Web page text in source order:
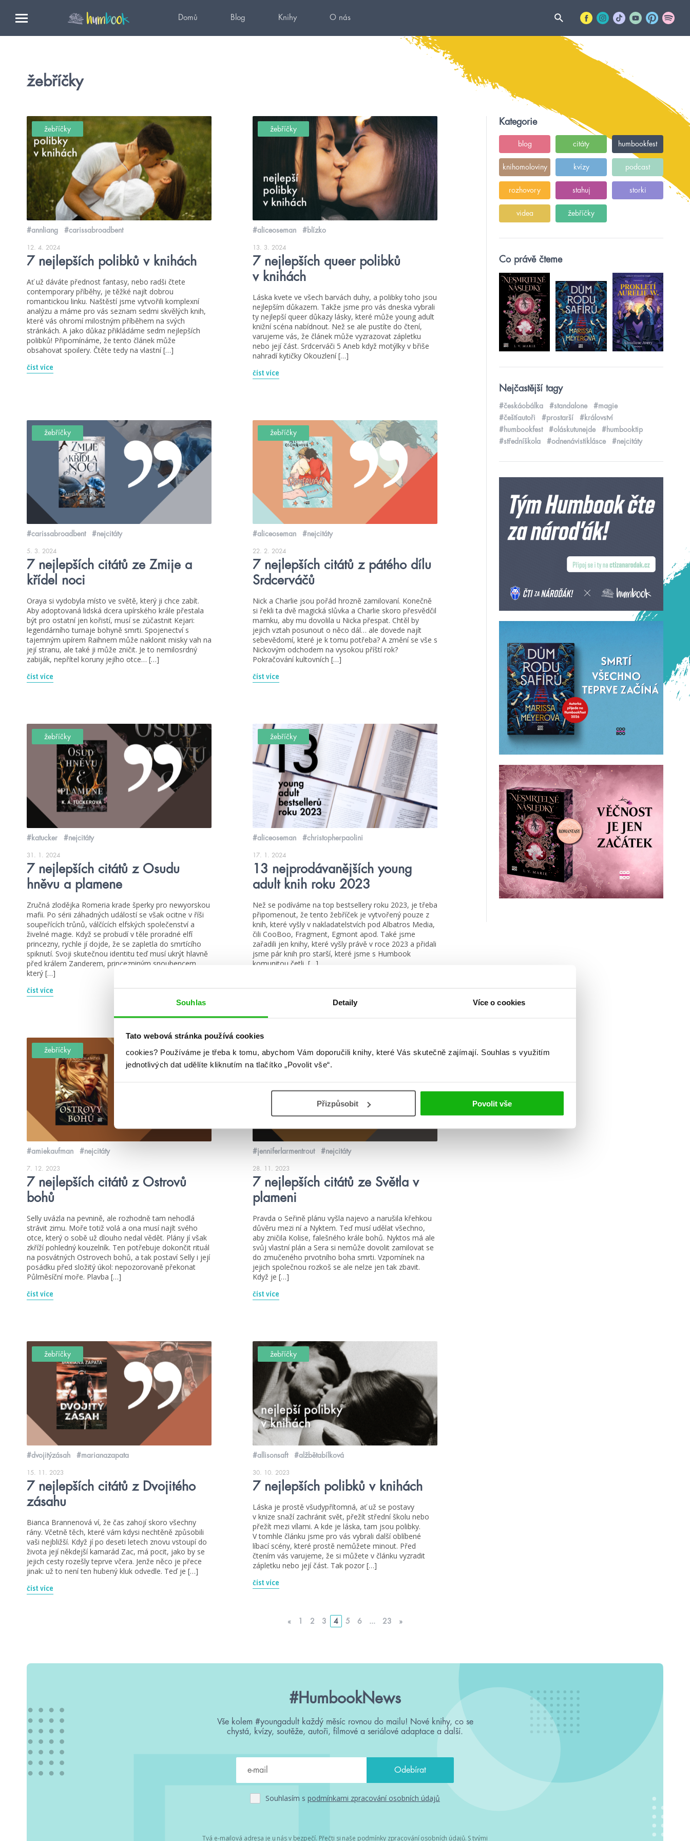
Souhlas Detaily Více o cookies
Tato webová stránka používá cookies
cookies? Používáme je třeba k tomu, abychom Vám doporučili knihy, které Vás skutečně zajímají. Souhlas s využitím
jednotlivých dat udělíte kliknutím na tlačítko „Povolit vše“.
Přizpůsobit Povolit vše
Domů Blog Knihy O nás
žebříčky
žebříčky
#annliang #carissabroadbent
12. 4. 2024
7 nejlepších polibků v knihách
Ať už dáváte přednost fantasy, nebo radši čtete
contemporary příběhy, je těžké najít dobrou
romantickou linku. Naštěstí jsme vytvořili komplexní
analýzu a máme pro vás seznam sedmi skvělých knih,
které vás ohromí milostným příběhem na svých
stránkách. A jako důkaz přikládáme sedm nejlepších
polibků! Připomínáme, že tento článek může
obsahovat spoilery. Čtěte tedy na vlastní […]
číst více
žebříčky
#aliceoseman #blízko
13. 3. 2024
7 nejlepších queer polibků
v knihách
Láska kvete ve všech barvách duhy, a polibky toho jsou
nejlepším důkazem. Takže jsme pro vás dneska vybrali
ty nejlepší queer důkazy lásky, které může young adult
knižní scéna nabídnout. Než se ale pustíte do čtení,
varujeme vás, že článek může vyzrazovat zápletku
nebo její část. Srdcerváči 5 Aneb když motýlky v břiše
nahradí kytičky Okouzlení […]
číst více
žebříčky
#carissabroadbent #nejcitáty
5. 3. 2024
7 nejlepších citátů ze Zmije a
křídel noci
Oraya si vydobyla místo ve světě, který ji chce zabít.
Aby adoptovaná lidská dcera upírského krále přestala
být pro ostatní jen kořistí, musí se zúčastnit Kejari:
legendárního turnaje bohyně smrti. Spojenectví s
tajemným upírem Raihnem může naklonit misky vah na
její stranu, ale také ji může zničit. Je to nemilosrdný
zabiják, nepřítel koruny jejího otce… […]
číst více
žebříčky
#aliceoseman #nejcitáty
22. 2. 2024
7 nejlepších citátů z pátého dílu
Srdcerváčů
Nick a Charlie jsou pořád hrozně zamilovaní. Konečně
si řekli ta dvě magická slůvka a Charlie skoro přesvědčil
mamku, aby mu dovolila u Nicka přespat. Chtěl by
jejich vztah posunout o něco dál… ale dovede najít
sebevědomí, které je k tomu potřeba? A změní se vše s
Nickovým odchodem na vysokou příští rok?
Pokračování kultovních […]
číst více
žebříčky
#katucker #nejcitáty
31. 1. 2024
7 nejlepších citátů z Osudu
hněvu a plamene
Zručná zlodějka Romeria krade šperky pro newyorskou
mafii. Po sérii záhadných událostí se však ocitne v říši
soupeřících trůnů, válčících elfských společenství a
živelné magie. Když se probudí v těle proradné elfí
princezny, rychle jí dojde, že se zapletla do smrtícího
spiknutí. Svoji skutečnou identitu teď musí ukrýt hlavně
před králem Zanderem, princezniným snoubencem,
který […]
číst více
žebříčky
#aliceoseman #christopherpaolini
17. 1. 2024
13 nejprodávanějších young
adult knih roku 2023
Než se podíváme na top bestsellery roku 2023, je třeba
připomenout, že tento žebříček je vytvořený pouze z
knih, které vyšly v nakladatelstvích pod Albatros Media,
čili CooBoo, Fragment, Egmont apod. Také jsme
zařadili jen knihy, které vyšly právě v roce 2023 a přidali
jsme pár knih pro starší, které jsme s Humbook
komunitou četli, […]
žebříčky
#amiekaufman #nejcitáty
7. 12. 2023
7 nejlepších citátů z Ostrovů
bohů
Selly uvázla na pevnině, ale rozhodně tam nehodlá
strávit zimu. Moře totiž volá a ona musí najít svého
otce, který o sobě už dlouho nedal vědět. Plány jí však
zkříží pohledný kouzelník. Ten potřebuje dokončit rituál
na posvátných Ostrovech bohů, a tak postaví Selly i její
posádku před složitý úkol: nepozorovaně překonat
Půlměsíční moře. Plavba […]
číst více
žebříčky
#jenniferlarmentrout #nejcitáty
28. 11. 2023
7 nejlepších citátů ze Světla v
plameni
Pravda o Seřině plánu vyšla najevo a narušila křehkou
důvěru mezi ní a Nyktem. Teď musí udělat všechno,
aby zničila Kolise, falešného krále bohů. Nyktos má ale
svůj vlastní plán a Sera si nemůže dovolit zamilovat se
do zmučeného prvotního boha smrti. Vzpomínek na
jejich společnou rozkoš se ale nelze jen tak zbavit.
Když je […]
číst více
žebříčky
#dvojitýzásah #marianazapata
15. 11. 2023
7 nejlepších citátů z Dvojitého
zásahu
Bianca Brannenová ví, že čas zahojí skoro všechny
rány. Včetně těch, které vám kdysi nechtěně způsobili
vaši nejbližší. Když jí po deseti letech znovu vstoupí do
života její někdejší kamarád Zac, má pocit, jako by se
jejich cesty rozešly teprve včera. Jenže něco je přece
jinak: už to není ten hubený kluk odvedle. Teď je […]
číst více
žebříčky
#allisonsaft #alžbětabílková
30. 10. 2023
7 nejlepších polibků v knihách
Láska je prostě všudypřítomná, ať už se postavy
v knize snaží zachránit svět, přežít střední školu nebo
přežít mezi vílami. A kde je láska, tam jsou polibky.
V tomhle článku jsme pro vás vybrali další oblíbené
líbací scény, které prostě nemůžete minout. Před
čtením vás varujeme, že si můžete v článku vyzradit
zápletku nebo její část. Tak pozor […]
číst více
Kategorie
blog citáty humbookfest
knihomoloviny kvízy podcast
rozhovory stahuj storki
videa žebříčky
Co právě čteme
Nejčastější tagy
#českáobálka #standalone
#magie
#češtíautoři
#prostarší
#království
#humbookfest
#oláskutunejde
#humbooktip
#středníškola
#odnenávistiklásce #nejcitáty
« 1 2 3 4 5 6 23 »
#HumbookNews
Vše kolem #youngadult každý měsíc rovnou do mailu! Nové knihy, co se
chystá, kvízy, soutěže, autoři, filmové a seriálové adaptace a další.
Souhlasím s podmínkami zpracování osobních údajů
Tvá e-mailová adresa je u nás v bezpečí. Přečti si naše podmínky zpracování osobních údajů. S tvými